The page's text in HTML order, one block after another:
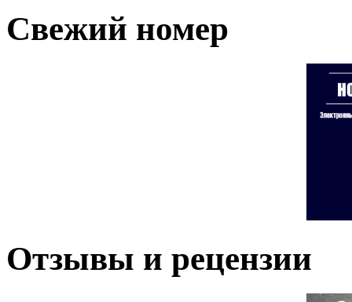
Свежий номер
Отзывы и рецензии